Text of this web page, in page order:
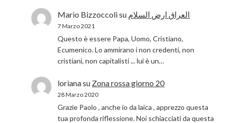
Mario Bizzoccolisu العراق ارض السلام
7 Marzo 2021
Questo è essere Papa, Uomo, Cristiano,
Ecumenico. Lo ammirano i non credenti, non
cristiani, non capitalisti ... lui è un…
lorianasu Zona rossa giorno 20
28 Marzo 2020
Grazie Paolo , anche io da laica , apprezzo questa
tua profonda riflessione. Noi schiacciati da questa